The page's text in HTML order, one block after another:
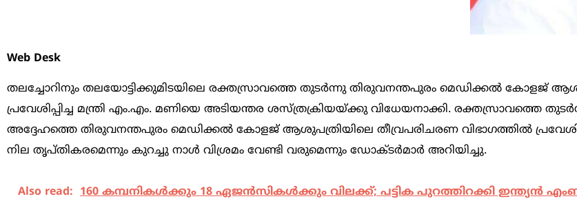
Web Desk
തലച്ചോറിനും തലയോട്ടിക്കുമിടയിലെ രക്തസ്രാവത്തെ തുടർന്നു തിരുവനന്തപുരം മെഡിക്കൽ കോളജ്
പ്രവേശിപ്പിച്ച മന്ത്രി എം.എം. മണിയെ അടിയന്തര ശസ്ത്രക്രിയയ്ക്കു വിധേയനാക്കി. രക്തസ്രാവത്തെ
അദ്ദേഹത്തെ തിരുവനന്തപുരം മെഡിക്കൽ കോളജ് ആശുപത്രിയിലെ തീവ്രപരിചരണ വിഭാഗത്തിൽ
നില തൃപ്തികരമെന്നും കുറച്ചു നാൾ വിശ്രമം വേണ്ടി വരുമെന്നും ഡോക്ടർമാർ അറിയിച്ചു.
Also read: 160 കമ്പനികൾക്കും 18 ഏജൻസികൾക്കും വിലക്ക്; പട്ടിക പുറത്തിറക്കി ഇന്ത്യൻ